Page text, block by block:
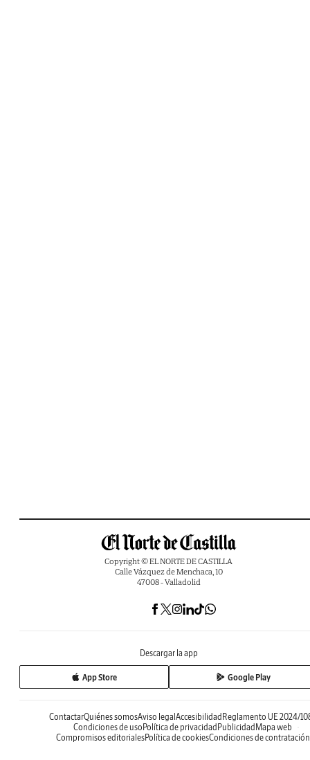
Copyright © EL NORTE DE CASTILLA
Calle Vázquez de Menchaca, 10
47008 - Valladolid
Descargar la app
App Store Google Play
ContactarQuiénes somosAviso legal Accesibilidad Reglamento UE 2024/
Condiciones de uso Política de privacidad Publicidad Mapa web
Compromisos editorialesPolítica de cookiesCondiciones de contratación